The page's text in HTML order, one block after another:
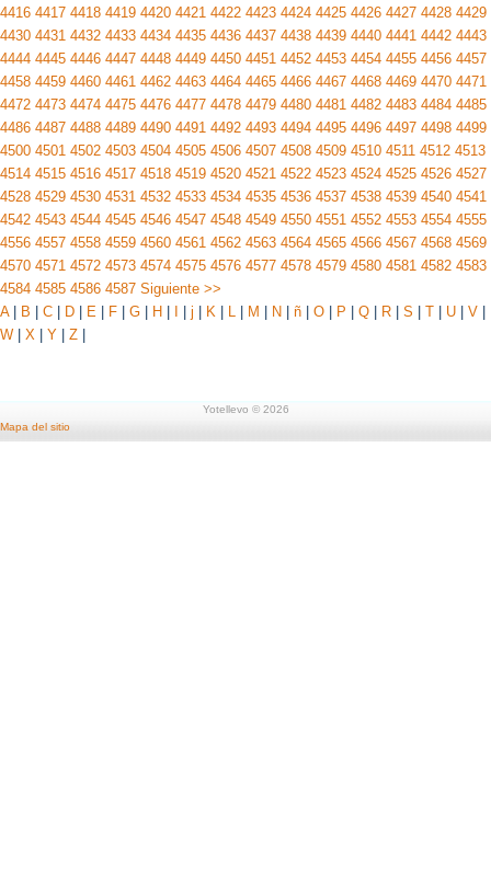
4416 4417 4418 4419 4420 4421 4422 4423 4424 4425 4426 4427 4428 4429
4430 4431 4432 4433 4434 4435 4436 4437 4438 4439 4440 4441 4442 4443
4444 4445 4446 4447 4448 4449 4450 4451 4452 4453 4454 4455 4456 4457
4458 4459 4460 4461 4462 4463 4464 4465 4466 4467 4468 4469 4470 4471
4472 4473 4474 4475 4476 4477 4478 4479 4480 4481 4482 4483 4484 4485
4486 4487 4488 4489 4490 4491 4492 4493 4494 4495 4496 4497 4498 4499
4500 4501 4502 4503 4504 4505 4506 4507 4508 4509 4510 4511 4512 4513
4514 4515 4516 4517 4518 4519 4520 4521 4522 4523 4524 4525 4526 4527
4528 4529 4530 4531 4532 4533 4534 4535 4536 4537 4538 4539 4540 4541
4542 4543 4544 4545 4546 4547 4548 4549 4550 4551 4552 4553 4554 4555
4556 4557 4558 4559 4560 4561 4562 4563 4564 4565 4566 4567 4568 4569
4570 4571 4572 4573 4574 4575 4576 4577 4578 4579 4580 4581 4582 4583
4584 4585 4586 4587 Siguiente >>
A| B C D E F G H j K L M N ñ O P Q R S T U V
W
X Y Z
Yotellevo © 2026
Mapa del sitio